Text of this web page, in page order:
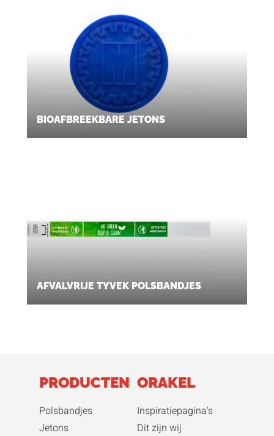
BIOAFBREEKBARE JETONS
AFVALVRIJE TYVEK POLSBANDJES
PRODUCTEN
Polsbandjes
Jetons
ORAKEL
Inspiratiepagina's
Dit zijn wij